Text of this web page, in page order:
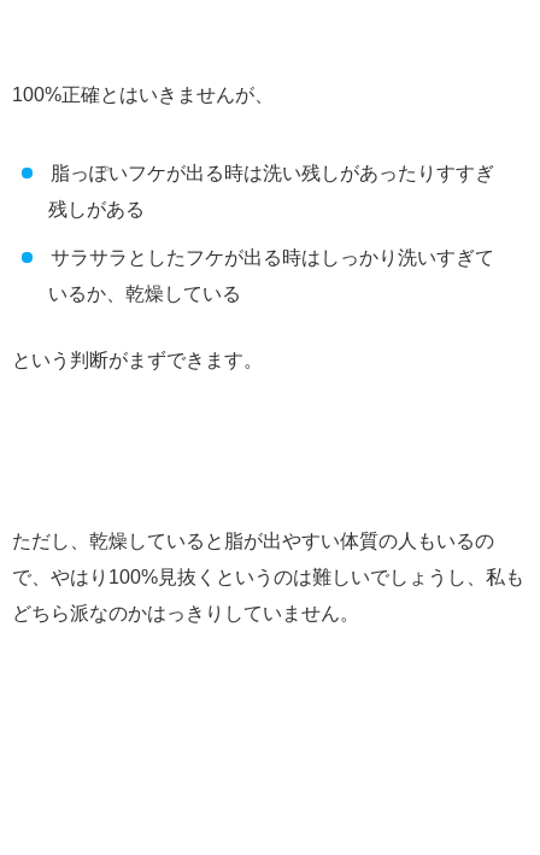
100%正確とはいきませんが、
脂っぽいフケが出る時は洗い残しがあったりすすぎ
残しがある
サラサラとしたフケが出る時はしっかり洗いすぎて
いるか、乾燥している
という判断がまずできます。
ただし、乾燥していると脂が出やすい体質の人もいるの
で、やはり100%見抜くというのは難しいでしょうし、私も
どちら派なのかはっきりしていません。